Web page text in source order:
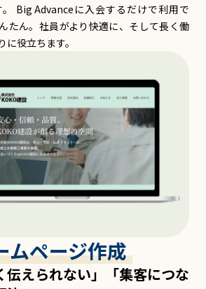
Big Advanceに入会するだけで利用で
たん。社員がより快適に、そして長く働
役立ちます。
ムページ作成
伝えられない」「集客につな